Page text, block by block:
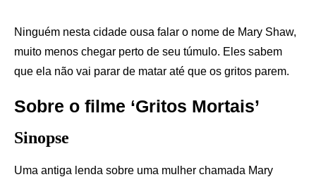
Ninguém nesta cidade ousa falar o nome de Mary Shaw,
muito menos chegar perto de seu túmulo. Eles sabem
que ela não vai parar de matar até que os gritos parem.
Sobre o filme ‘Gritos Mortais’
Sinopse
Uma antiga lenda sobre uma mulher chamada Mary